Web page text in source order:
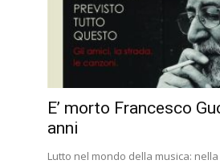
E’ morto Francesco
anni
Lutto nel mondo della musica: